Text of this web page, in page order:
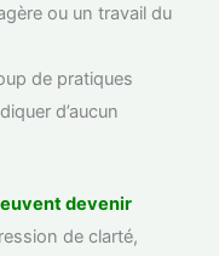
ou un travail du
de pratiques
d’aucun
devenir
de clarté,